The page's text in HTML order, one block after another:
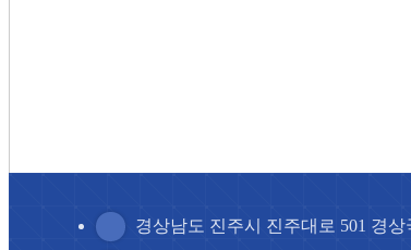
경상남도 진주시 진주대로 501 경